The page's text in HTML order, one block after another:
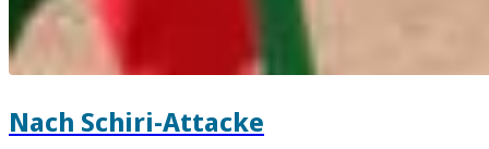
Nach Schiri-Attacke